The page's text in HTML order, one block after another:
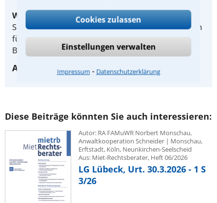
Cookies zulassen
Einstellungen verwalten
Impressum ⁃ Datenschutzerklärung
Wichtiger Hinweis:Als Teilnehmer des Anwalt-
Suchservice lesen Sie zusätzlich die Konsequenzen
für Ihre praktische Arbeit und weitergehende
Beraterhinweise des Autors.
Ausführliche Infos unter: 0221-93738630
Diese Beiträge könnten Sie auch interessieren:
Autor: RA FAMuWR Norbert Monschau,
Anwaltkooperation Schneider | Monschau,
Erftstadt, Köln, Neunkirchen-Seelscheid
Aus: Miet-Rechtsberater, Heft 06/2026
LG Lübeck, Urt. 30.3.2026 - 1 S
3/26